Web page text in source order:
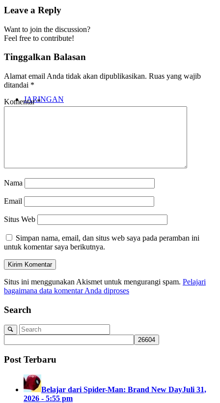
JARINGAN
Leave a Reply
Want to join the discussion?
Feel free to contribute!
Tinggalkan Balasan
Alamat email Anda tidak akan dipublikasikan. Ruas yang wajib
ditandai *
Komentar*
Nama
Email
Situs Web
Simpan nama, email, dan situs web saya pada peramban ini
untuk komentar saya berikutnya.
Situs ini menggunakan Akismet untuk mengurangi spam. Pelajari
bagaimana data komentar Anda diproses
Search
Post Terbaru
Belajar dari Spider-Man: Brand New DayJuli 31,
2026 - 5:55 pm